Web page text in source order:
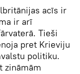
acīs ir
ir arī
Tieši
pret Krieviju
politiku.
zināmām